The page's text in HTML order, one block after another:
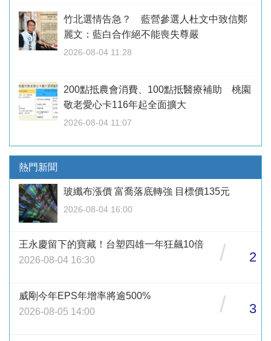
竹北選情告急？ 藍營參選人杜文中致信鄭
麗文：藍白合作絕不能喪失尊嚴
2026-08-04 11:28
200點抵農會消費、100點抵醫療補助 桃園
敬老愛心卡116年起全面擴大
2026-08-04 11:07
熱門新聞
玻纖布漲價 富喬落底轉強 目標價135元
2026-08-04 16:00
王永慶留下的寶藏！台塑四雄一年狂飆10倍
2026-08-04 16:30
/ 2
威剛今年EPS年增率將逾500%
2026-08-05 14:00
/ 3